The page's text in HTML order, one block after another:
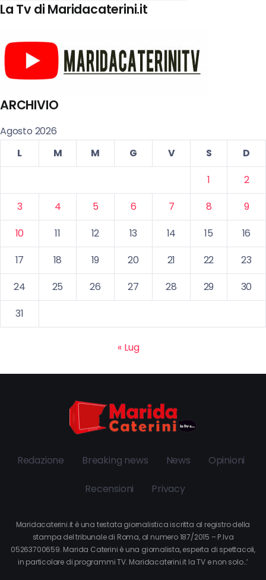
La Tv di Maridacaterini.it
ARCHIVIO
Agosto 2026
L
M M G V S
D
1
2
3
4 5 6 7 8
9
10
11 12 13 14 15
16
17
18 19 20 21 22
23
24
25 26 27 28 29
30
31
« Lug
Redazione Breaking news News Opinioni
Recensioni Privacy
Maridacaterini.it è una testata giornalistica iscritta al registro della
stampa del tribunale di Roma, al numero 187/2015 – P.Iva
05263700659. Marida Caterini è una giornalista, esperta di spettacoli,
in particolare di programmi TV. Maridacaterini.it la TV e non solo…’